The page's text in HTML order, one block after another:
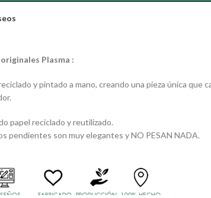
Plasma :
y pintado a mano, creando una pieza única que
papel reciclado y reutilizado.
pendientes son muy elegantes y NO PESAN NADA.